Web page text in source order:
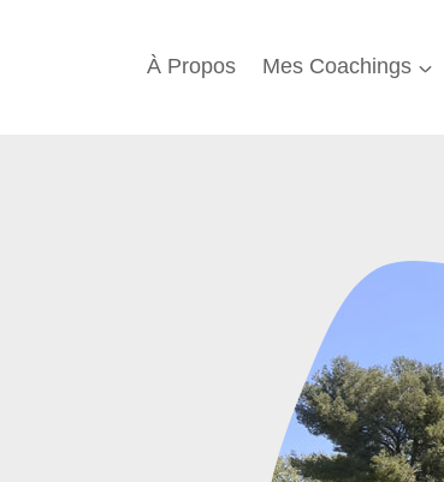
À Propos Mes Coachings